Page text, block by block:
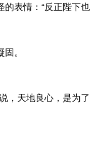
表情：“反正陛下也
。
，天地良心，是为了